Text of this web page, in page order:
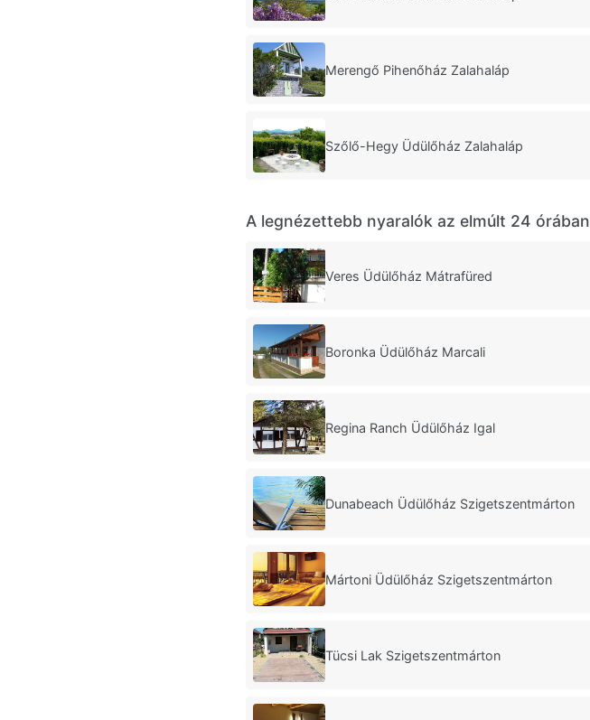
Merengő Pihenőház Zalahaláp
Szőlő-Hegy Üdülőház Zalahaláp
A legnézettebb nyaralók az elmúlt 24 órában
Veres Üdülőház Mátrafüred
Boronka Üdülőház Marcali
Regina Ranch Üdülőház Igal
Dunabeach Üdülőház Szigetszentmárton
Mártoni Üdülőház Szigetszentmárton
Tücsi Lak Szigetszentmárton